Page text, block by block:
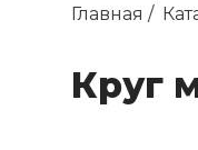
Главная
Круг